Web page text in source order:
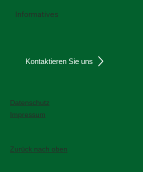
Informatives
Kontaktieren Sie uns
Datenschutz
Impressum
Zurück nach oben